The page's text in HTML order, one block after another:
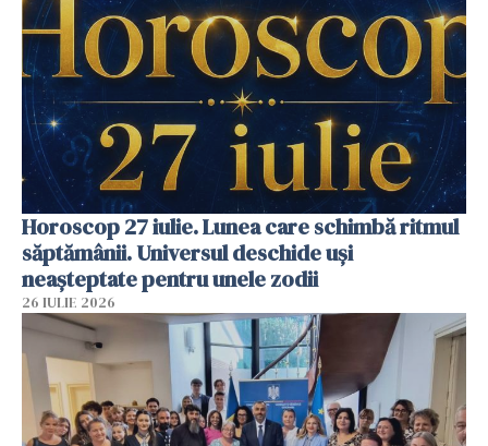
Horoscop 27 iulie. Lunea care schimbă ritmul
săptămânii. Universul deschide uși
neașteptate pentru unele zodii
26 IULIE 2026